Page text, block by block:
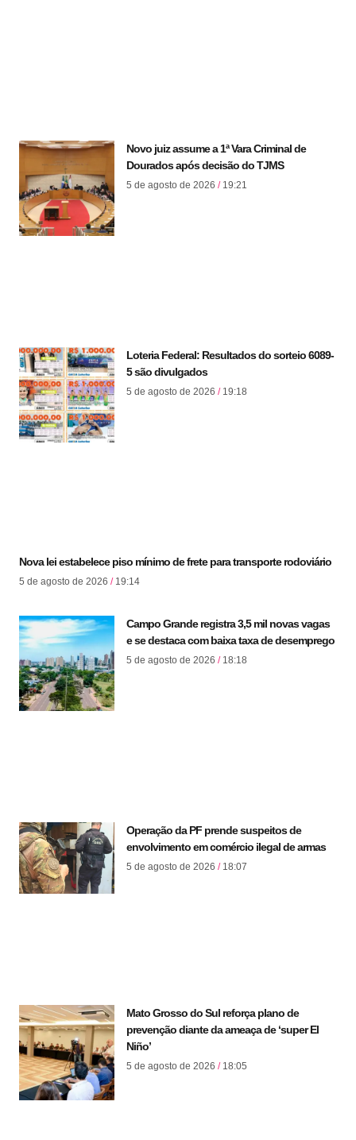
Novo juiz assume a 1ª Vara Criminal de
Dourados após decisão do TJMS
5 de agosto de 2026 19:21
Loteria Federal: Resultados do sorteio 6089-
5 são divulgados
5 de agosto de 2026 19:18
Nova lei estabelece piso mínimo de frete para transporte rodoviário
5 de agosto de 2026 19:14
Campo Grande registra 3,5 mil novas vagas
e se destaca com baixa taxa de desemprego
5 de agosto de 2026 18:18
Operação da PF prende suspeitos de
envolvimento em comércio ilegal de armas
5 de agosto de 2026 18:07
Mato Grosso do Sul reforça plano de
prevenção diante da ameaça de ‘super El
Niño’
5 de agosto de 2026 18:05